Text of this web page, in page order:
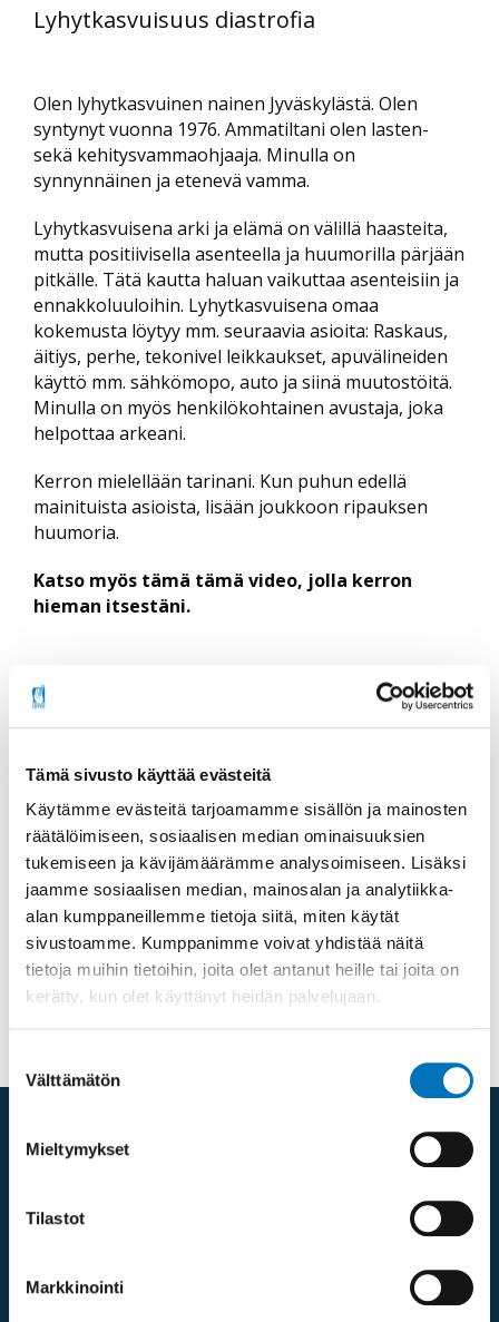
Tämä sivusto käyttää evästeitä
Käytämme evästeitä tarjoamamme sisällön ja mainosten
räätälöimiseen, sosiaalisen median ominaisuuksien
tukemiseen ja kävijämäärämme analysoimiseen. Lisäksi
jaamme sosiaalisen median, mainosalan ja analytiikka-
alan kumppaneillemme tietoja siitä, miten käytät
sivustoamme. Kumppanimme voivat yhdistää näitä
tietoja muihin tietoihin, joita olet antanut heille tai joita on
kerätty, kun olet käyttänyt heidän palvelujaan.
valinta
Välttämätön
Mieltymykset
Tilastot
Markkinointi
Lisätietoa
Sähköposti
tuulanyberg76(at)gmail.com
Lyhytkasvuisuus diastrofia
Olen lyhytkasvuinen nainen Jyväskylästä. Olen
syntynyt vuonna 1976. Ammatiltani olen lasten-
sekä kehitysvammaohjaaja. Minulla on
synnynnäinen ja etenevä vamma.
Lyhytkasvuisena arki ja elämä on välillä haasteita,
mutta positiivisella asenteella ja huumorilla pärjään
pitkälle. Tätä kautta haluan vaikuttaa asenteisiin ja
ennakkoluuloihin. Lyhytkasvuisena omaa
kokemusta löytyy mm. seuraavia asioita: Raskaus,
äitiys, perhe, tekonivel leikkaukset, apuvälineiden
käyttö mm. sähkömopo, auto ja siinä muutostöitä.
Minulla on myös henkilökohtainen avustaja, joka
helpottaa arkeani.
Kerron mielellään tarinani. Kun puhun edellä
mainituista asioista, lisään joukkoon ripauksen
huumoria.
Katso myös tämä tämä video, jolla kerron
hieman itsestäni.
Jaa sosiaalisessa mediassa